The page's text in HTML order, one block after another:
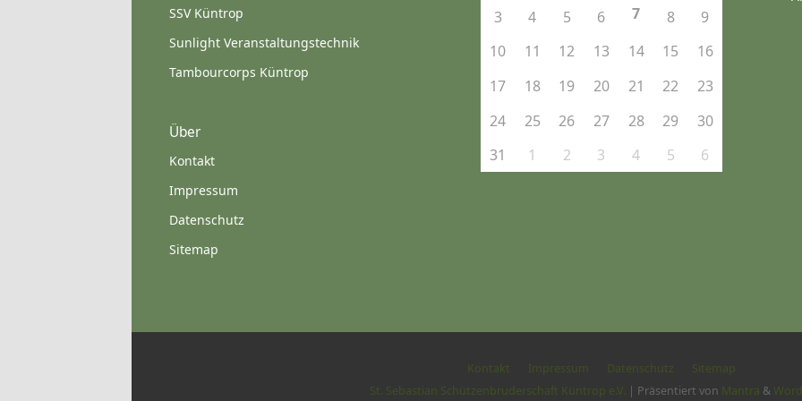
SSV Küntrop
Sunlight Veranstaltungstechnik
Tambourcorps Küntrop
Über
Kontakt
Impressum
Datenschutz
Sitemap
3
4 5 6 7 8
9
10
11 12 13 14 15
16
17
18 19 20 21 22
23
24
25 26 27 28 29
30
31
1 2 3 4 5 6
Kontakt Impressum Datenschutz
Sitemap
St. Sebastian Schützenbruderschaft Küntrop e.V. | Präsentiert von Mantra &